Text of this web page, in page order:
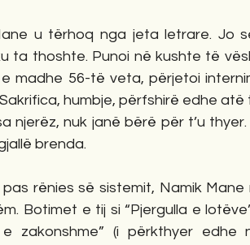
u tërhoq nga jeta letrare. Jo
ta thoshte. Punoi në kushte të
madhe 56-të veta, përjetoi
humbje, përfshirë edhe
njerëz, nuk janë bërë për t’u
brenda.
rënies së sistemit, Namik
Botimet e tij si “Pjergulla e
zakonshme” (i përkthyer edhe